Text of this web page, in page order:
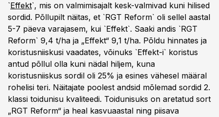
`Effekt`, mis on valmimisajalt kesk-valmivad kuni hilised
sordid. Põllupilt näitas, et `RGT Reform` oli sellel aastal
5-7 päeva varajasem, kui `Effekt`. Saaki andis `RGT
Reform` 9,4 t/ha ja „Effekt“ 9,1 t/ha. Põldu hinnates ja
koristusniiskusi vaadates, võinuks `Effekt-i` koristus
antud põllul olla kuni nädal hiljem, kuna
koristusniiskus sordil oli 25% ja esines vähesel määral
rohelisi teri. Näitajate poolest andsid mõlemad sordid 2.
klassi toidunisu kvaliteedi. Toidunisuks on aretatud sort
„RGT Reform“ ja heal kasvuaastal ning piisava